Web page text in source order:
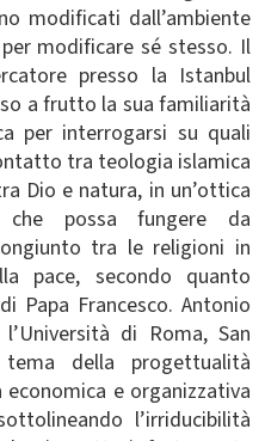
modificati dall’ambiente
modificare sé stesso. Il
presso la Istanbul
a frutto la sua familiarità
per interrogarsi su quali
tra teologia islamica
Dio e natura, in un’ottica
possa fungere da
tra le religioni in
pace, secondo quanto
Papa Francesco. Antonio
di Roma, San
della progettualità
e organizzativa
l’irriducibilità